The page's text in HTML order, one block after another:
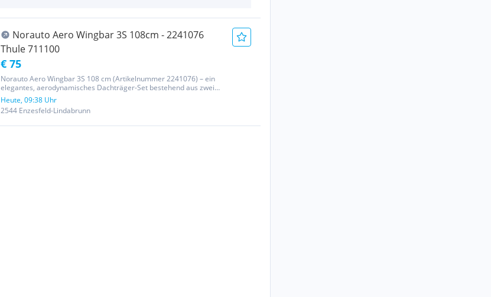
Norauto Aero Wingbar 3S 108cm - 2241076
Thule 711100
€ 75
Norauto Aero Wingbar 3S 108 cm (Artikelnummer 2241076) – ein
elegantes, aerodynamisches Dachträger-Set bestehend aus zwei
Aluminiumprofil‑Tuben. (Thule Artikelnummer: 711100)
Produktname & -nummer : Norauto Aero Wingbar 3S 108 cm
Artikelnummer 2241076...
Heute, 09:38 Uhr
2544 Enzesfeld-Lindabrunn